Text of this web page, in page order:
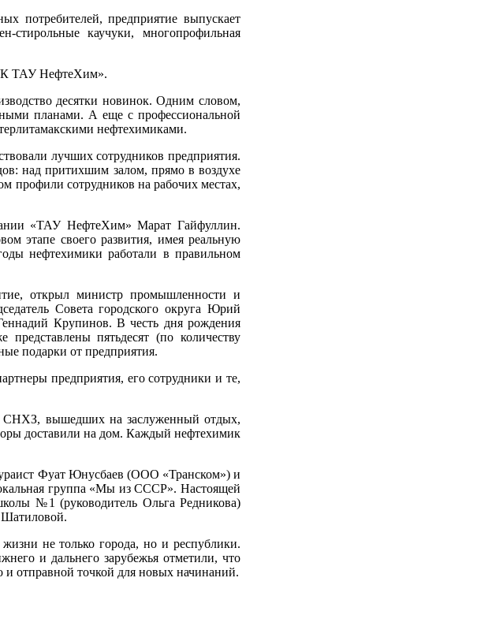
потребителей, предприятие выпускает
стирольные каучуки, многопрофильная
ТАУ НефтеХим».
десятки новинок. Одним словом,
планами. А еще с профессиональной
нефтехимиками.
лучших сотрудников предприятия.
над притихшим залом, прямо в воздухе
профили сотрудников на рабочих местах,
«ТАУ НефтеХим» Марат Гайфуллин.
этапе своего развития, имея реальную
нефтехимики работали в правильном
открыл министр промышленности и
Совета городского округа Юрий
Крупинов. В честь дня рождения
пятьдесят (по количеству
подарки от предприятия.
предприятия, его сотрудники и те,
СНХЗ, вышедших на заслуженный отдых,
доставили на дом. Каждый нефтехимик
Фуат Юнусбаев (ООО «Транском») и
группа «Мы из СССР». Настоящей
№1 (руководитель Ольга Редникова)
Шатиловой.
не только города, но и республики.
и дальнего зарубежья отметили, что
и отправной точкой для новых начинаний.